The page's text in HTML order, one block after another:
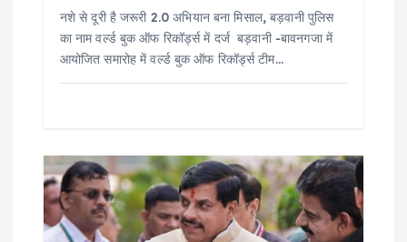
नशे से दूरी है जरूरी 2.0 अभियान बना मिसाल, बड़वानी पुलिस
का नाम वर्ल्ड बुक ऑफ रिकॉर्ड्स में दर्ज बड़वानी -बावनगजा में
आयोजित समारोह में वर्ल्ड बुक ऑफ रिकॉर्ड्स टीम…